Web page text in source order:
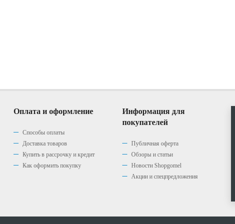
Оплата и оформление
Способы оплаты
Доставка товаров
Купить в рассрочку и кредит
Как оформить покупку
Информация для
покупателей
Публичная оферта
Обзоры и статьи
Новости Shopgomel
Акции и спецпредложения